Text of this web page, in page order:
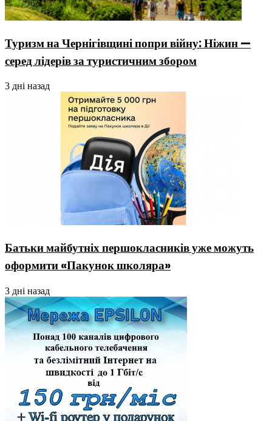
Туризм на Чернігівщині попри війну: Ніжин —
серед лідерів за туристичним збором
3 дні назад
Батьки майбутніх першокласників уже можуть
оформити «Пакунок школяра»
3 дні назад